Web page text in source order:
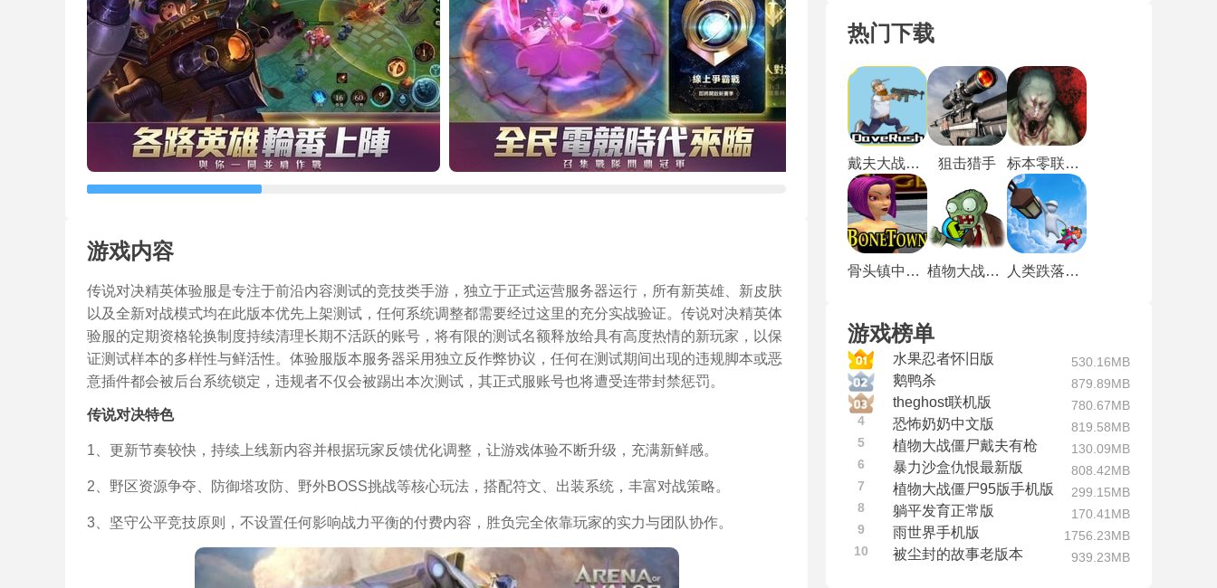
游戏内容
传说对决精英体验服是专注于前沿内容测试的竞技类手游，独立于正式运营服务器运行，所有新英雄、新皮肤
以及全新对战模式均在此版本优先上架测试，任何系统调整都需要经过这里的充分实战验证。传说对决精英体
验服的定期资格轮换制度持续清理长期不活跃的账号，将有限的测试名额释放给具有高度热情的新玩家，以保
证测试样本的多样性与鲜活性。体验服版本服务器采用独立反作弊协议，任何在测试期间出现的违规脚本或恶
意插件都会被后台系统锁定，违规者不仅会被踢出本次测试，其正式服账号也将遭受连带封禁惩罚。
传说对决特色
1、更新节奏较快，持续上线新内容并根据玩家反馈优化调整，让游戏体验不断升级，充满新鲜感。
2、野区资源争夺、防御塔攻防、野外BOSS挑战等核心玩法，搭配符文、出装系统，丰富对战策略。
3、坚守公平竞技原则，不设置任何影响战力平衡的付费内容，胜负完全依靠玩家的实力与团队协作。
热门下载
戴夫大战僵尸m木糖m 狙击猎手 标本零联机版
骨头镇中文版 植物大战僵尸玩梗版 人类跌落梦境
游戏榜单
水果忍者怀旧版 530.16MB
鹅鸭杀 879.89MB
theghost联机版
780.67MB
4
恐怖奶奶中文版
819.58MB
5
植物大战僵尸戴夫有枪
130.09MB
6
暴力沙盒仇恨最新版
808.42MB
7
植物大战僵尸95版手机版
299.15MB
8
躺平发育正常版
170.41MB
9
雨世界手机版
1756.23MB
10
被尘封的故事老版本 939.23MB